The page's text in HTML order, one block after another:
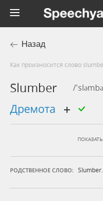
Назад
Как произносится слово
Slumber /
дремота
РОДСТВЕННОЕ СЛОВО: Slumber.